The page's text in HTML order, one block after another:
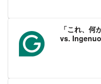
「これ、
vs.